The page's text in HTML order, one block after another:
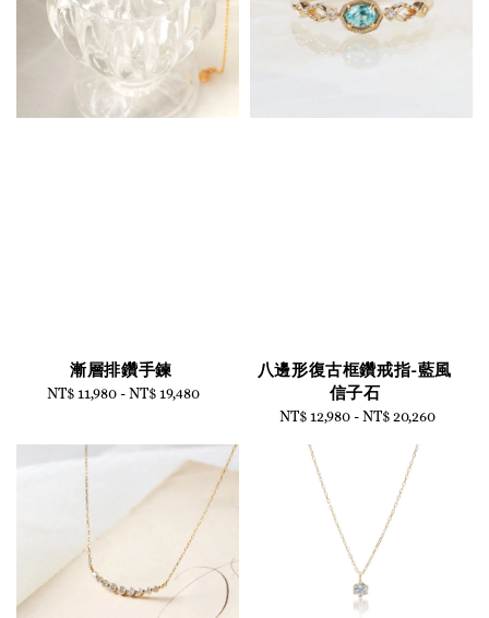
漸層排鑽手鍊
Regular
NT$ 11,980 -NT$ 19,480
八邊形復古框鑽戒指-藍風
信子石
Regular
NT$ 12,980-NT$ 20,260